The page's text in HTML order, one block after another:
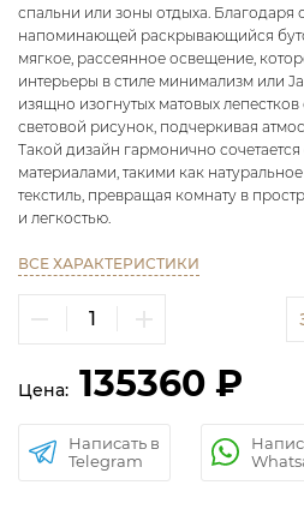
спальни или зоны отдыха. Благодаря
напоминающей раскрывающийся
мягкое, рассеянное освещение,
интерьеры в стиле минимализм или
изящно изогнутых матовых
световой рисунок, подчеркивая
Такой дизайн гармонично
материалами, такими как
текстиль, превращая комнату в
и легкостью.
ВСЕ ХАРАКТЕРИСТИКИ
Цена: 135360 ₽
Написать в
Telegram